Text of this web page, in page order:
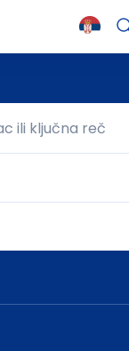
ili ključna reč
ili ključna reč